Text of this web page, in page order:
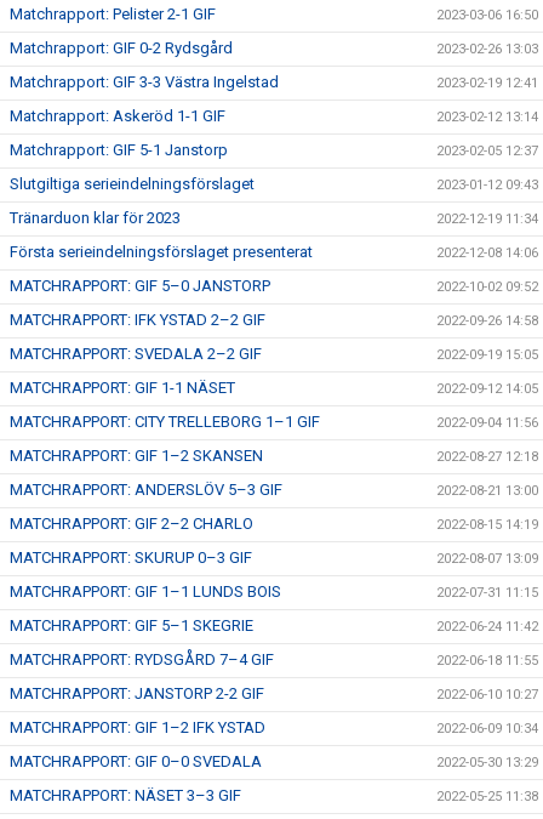
Matchrapport: Pelister 2-1 GIF 2023-03-06 16:50
Matchrapport: GIF 0-2 Rydsgård 2023-02-26 13:03
Matchrapport: GIF 3-3 Västra Ingelstad 2023-02-19 12:41
Matchrapport: Askeröd 1-1 GIF 2023-02-12 13:14
Matchrapport: GIF 5-1 Janstorp 2023-02-05 12:37
Slutgiltiga serieindelningsförslaget 2023-01-12 09:43
Tränarduon klar för 2023 2022-12-19 11:34
Första serieindelningsförslaget presenterat 2022-12-08 14:06
MATCHRAPPORT: GIF 5–0 JANSTORP 2022-10-02 09:52
MATCHRAPPORT: IFK YSTAD 2–2 GIF 2022-09-26 14:58
MATCHRAPPORT: SVEDALA 2–2 GIF 2022-09-19 15:05
MATCHRAPPORT: GIF 1-1 NÄSET 2022-09-12 14:05
MATCHRAPPORT: CITY TRELLEBORG 1–1 GIF 2022-09-04 11:56
MATCHRAPPORT: GIF 1–2 SKANSEN 2022-08-27 12:18
MATCHRAPPORT: ANDERSLÖV 5–3 GIF 2022-08-21 13:00
MATCHRAPPORT: GIF 2–2 CHARLO 2022-08-15 14:19
MATCHRAPPORT: SKURUP 0–3 GIF 2022-08-07 13:09
MATCHRAPPORT: GIF 1–1 LUNDS BOIS 2022-07-31 11:15
MATCHRAPPORT: GIF 5–1 SKEGRIE 2022-06-24 11:42
MATCHRAPPORT: RYDSGÅRD 7–4 GIF 2022-06-18 11:55
MATCHRAPPORT: JANSTORP 2-2 GIF 2022-06-10 10:27
MATCHRAPPORT: GIF 1–2 IFK YSTAD 2022-06-09 10:34
MATCHRAPPORT: GIF 0–0 SVEDALA 2022-05-30 13:29
MATCHRAPPORT: NÄSET 3–3 GIF 2022-05-25 11:38